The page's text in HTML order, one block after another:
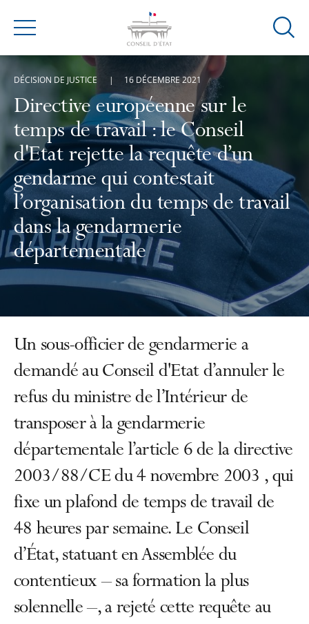
Menu
Ouvrir
Directive européenne sur le
temps de travail : le Conseil
d'Etat rejette la requête d’un
gendarme qui contestait
l’organisation du temps de travail
dans la gendarmerie
départementale
DÉCISION DE JUSTICE 16 DÉCEMBRE 2021
Un sous-officier de gendarmerie a
demandé au Conseil d'Etat d’annuler le
refus du ministre de l’Intérieur de
transposer à la gendarmerie
départementale l’article 6 de la directive
2003/88/CE du 4 novembre 2003 , qui
fixe un plafond de temps de travail de
48 heures par semaine. Le Conseil
d’État, statuant en Assemblée du
contentieux – sa formation la plus
solennelle –, a rejeté cette requête au